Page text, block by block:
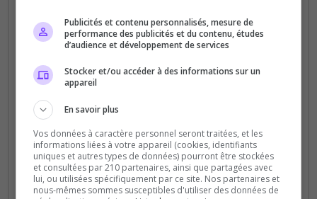
Fun PVE Lost Colony
ArkPoW PvE
choisis, évents originaux, discord animé, ambiance
familiale EXP x2 Farming x5 Taming x5 Maturation
x10 Ragnarok Astraeos Extinction Lost Colony...
139
votes
24
clics
Publicités et contenu personnalisés, mesure de
performance des publicités et du contenu, études
d’audience et développement de services
Stocker et/ou accéder à des informations sur un
appareil
En savoir plus
Vos données à caractère personnel seront traitées, et les
informations liées à votre appareil (cookies, identifiants
uniques et autres types de données) pourront être stockées
et consultées par 210 partenaires, ainsi que partagées avec
lui, ou utilisées spécifiquement par ce site. Nos partenaires et
nous-mêmes sommes susceptibles d'utiliser des données de